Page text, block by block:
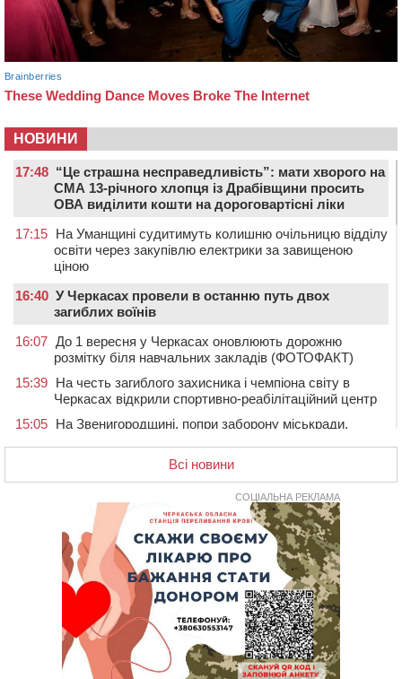
НОВИНИ
17:48 “Це страшна несправедливість”: мати хворого на
СМА 13-річного хлопця із Драбівщини просить
ОВА виділити кошти на дороговартісні ліки
17:15 На Уманщині судитимуть колишню очільницю відділу
освіти через закупівлю електрики за завищеною
ціною
16:40 У Черкасах провели в останню путь двох
загиблих воїнів
16:07 До 1 вересня у Черкасах оновлюють дорожню
розмітку біля навчальних закладів (ФОТОФАКТ)
15:39 На честь загиблого захисника і чемпіона світу в
Черкасах відкрили спортивно-реабілітаційний центр
15:05 На Звенигородщині, попри заборону міськради,
У Каневі аномальна спека призвела до перебоїв у
роботі електромереж та комунальних служб
На Черкащині намолотили перший мільйон тонн
зерна нового врожаю
На Кам’янщині сталася масштабна пожежа
сміттєзвалища
На Черкащині сьогодні очікують грози, зливи, град та
шквали до 22 м/с
Внаслідок падіння вертольота загинув 28-річний
захисник зі Сміли
Всі новини
СОЦІАЛЬНА РЕКЛАМА